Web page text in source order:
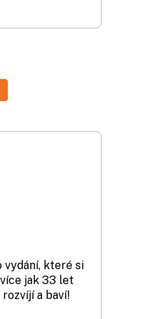
vydání, které si
jak 33 let
a baví!